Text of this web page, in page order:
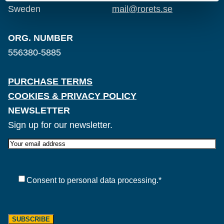
Sweden
mail@rorets.se
ORG. NUMBER
556380-5885
PURCHASE TERMS
COOKIES & PRIVACY POLICY
NEWSLETTER
Sign up for our newsletter.
E-
Samtycke*
Consent to personal data processing.*